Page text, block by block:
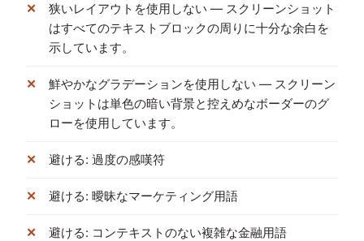
狭いレイアウトを使用しない — スクリーンショット
はすべてのテキストブロックの周りに十分な余白を
示しています。
鮮やかなグラデーションを使用しない — スクリーン
ショットは単色の暗い背景と控えめなボーダーのグ
ローを使用しています。
避ける: 過度の感嘆符
避ける: 曖昧なマーケティング用語
避ける: コンテキストのない複雑な金融用語